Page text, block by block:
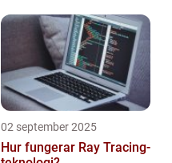
02 september 2025
Hur fungerar Ray Tracing-